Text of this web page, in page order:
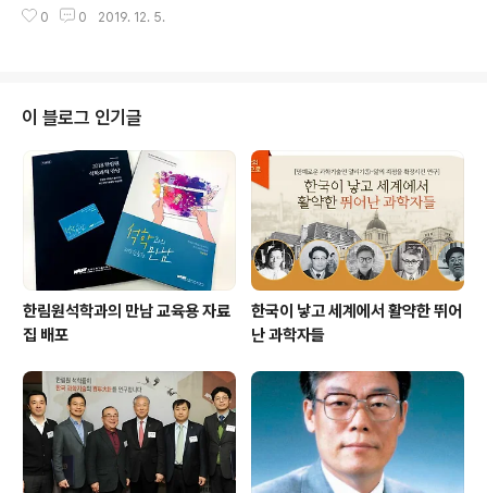
절정의 연구기량을 보이고 있는 젊은 연구자들이 선정됐
위한 예산을 대폭 확대하겠다는 계획을 밝히며, 어느 때보
림원)에서 ‘젊은 연구자, 네 꿈을 펼쳐라’를 주제로 간담회
를 열고 젊은 과학자들과 대화의 시간을 가졌다. 이날 간담
회에서는 한림원 '차세대회원(Y-KAST)' 7명과 박사후연
구원 우수 연구자 12명이 참여해 연구현장의 애로사항을
전달했다. 최 장관은 인사말에서 "장관으로 취임한 이후 젊
은 연구자가 세계적인 과..
0 0 2019. 12. 5.
이 블로그 인기글
한림원석학과의 만남 교육용 자료
집 배포
한국이 낳고 세계에서 활약한 뛰어
난 과학자들